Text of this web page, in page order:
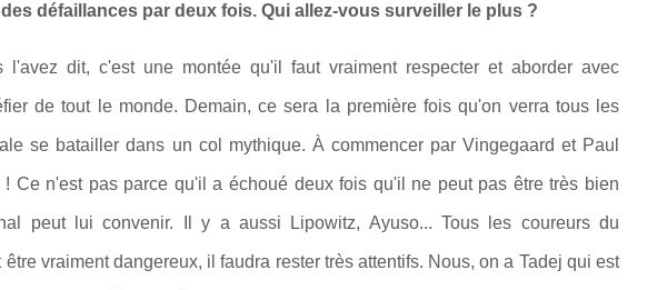
défaillances par deux fois. Qui allez-vous surveiller le plus ?
l'avez dit, c'est une montée qu'il faut vraiment respecter et aborder avec
de tout le monde. Demain, ce sera la première fois qu'on verra tous les
se batailler dans un col mythique. À commencer par Vingegaard et Paul
! Ce n'est pas parce qu'il a échoué deux fois qu'il ne peut pas être très bien
peut lui convenir. Il y a aussi Lipowitz, Ayuso... Tous les coureurs du
vraiment dangereux, il faudra rester très attentifs. Nous, on a Tadej qui est